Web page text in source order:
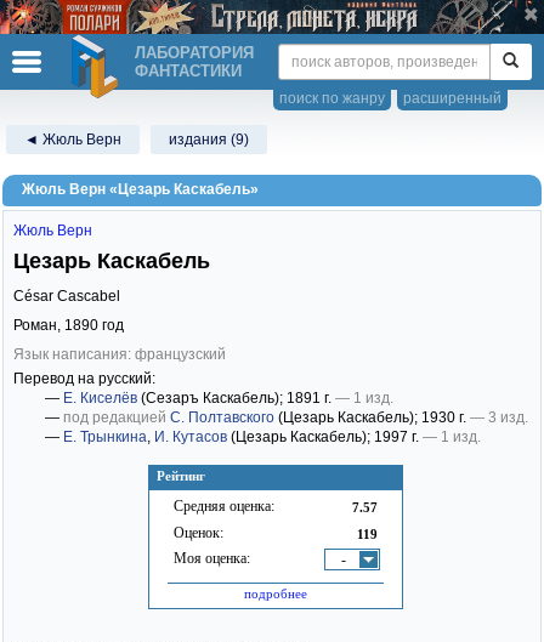
ЛАБОРАТОРИЯ
ФАНТАСТИКИ
расширенный
поиск по жанру
◄ Жюль Верн издания (9)
Жюль Верн «Цезарь Каскабель»
Рейтинг
Средняя оценка: 7.57
Оценок: 119
Моя оценка: -
подробнее
Жюль Верн
Цезарь Каскабель
César Cascabel
Роман, 1890 год
Язык написания: французский
Перевод на русский:
— Е. Киселёв (Сезаръ Каскабель); 1891 г. — 1 изд.
— под редакцией С. Полтавского (Цезарь Каскабель); 1930 г. — 3 изд.
— Е. Трынкина, И. Кутасов (Цезарь Каскабель); 1997 г. — 1 изд.